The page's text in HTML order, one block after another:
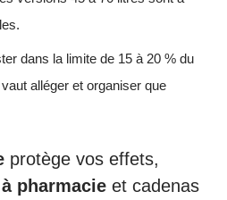
dans la limite de 15 à 20 % du
alléger et organiser que
protège vos effets,
pharmacie et cadenas